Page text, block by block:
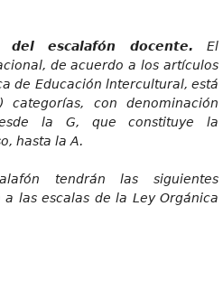
del escalafón docente. El
de acuerdo a los artículos
de Educación lntercultural, está
con denominación
la G, que constituye la
hasta la A.
tendrán las siguientes
las escalas de la Ley Orgánica